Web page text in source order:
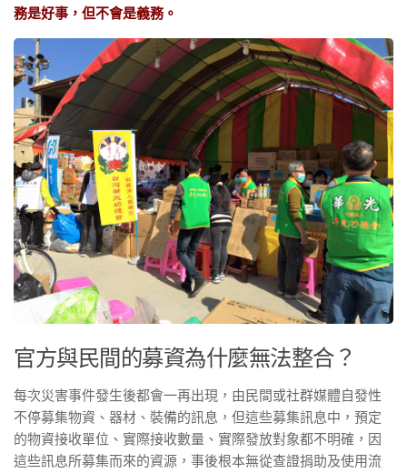
務是好事，但不會是義務。
官方與民間的募資為什麼無法整合？
每次災害事件發生後都會一再出現，由民間或社群媒體自發性
不停募集物資、器材、裝備的訊息，但這些募集訊息中，預定
的物資接收單位、實際接收數量、實際發放對象都不明確，因
這些訊息所募集而來的資源，事後根本無從查證捐助及使用流